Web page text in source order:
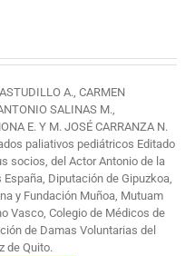
A., CARMEN
SALINAS M.,
E. Y M. JOSÉ CARRANZA N.
paliativos pediátricos Editado
socios, del Actor Antonio de la
España, Diputación de Gipuzkoa,
y Fundación Muñoa, Mutuam
Vasco, Colegio de Médicos de
de Damas Voluntarias del
de Quito.